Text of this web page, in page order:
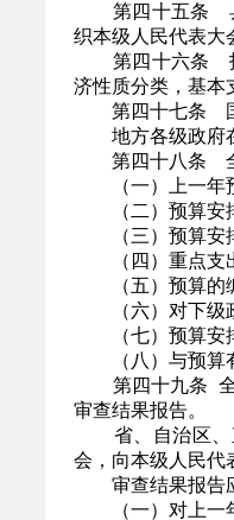
第四十五条 县
织本级人民代表大
第四十六条 报
济性质分类，基本
第四十七条 国
地方各级政府在
第四十八条 全
（一）上一年预
（二）预算安排
（三）预算安排
（四）重点支出
（五）预算的编
（六）对下级政
（七）预算安排
（八）与预算有
第四十九条 全
审查结果报告。
省、自治区、直
会，向本级人民代
审查结果报告应
（一）对上一年